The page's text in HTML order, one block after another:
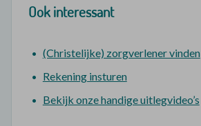
Ook interessant
(Christelijke) zorgverlener vinden
Rekening insturen
Bekijk onze handige uitlegvideo’s